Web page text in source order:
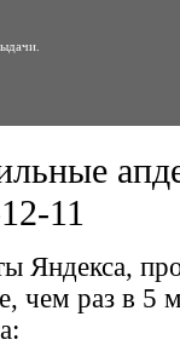
11
Яндекса,
чем раз в 5